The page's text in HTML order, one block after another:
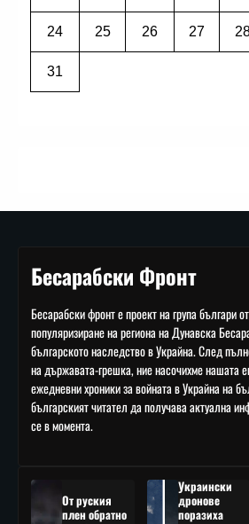
24 25 26 27
31
Бесарабски Фронт
Бесарабски фронт е проект на група българи
популяризиране на региона на Дунавска
българското наследство в Украйна. След
на държавата-грешка, ние насочихме нашата
ежедневни хроники за войната в Украйна на
българският читател да получава актуална
се в момента.
От руския
плен обратно
Украински
дронове
поразиха